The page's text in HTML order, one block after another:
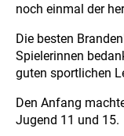
noch einmal der
Die besten
Spielerinnen
guten sportlichen
Den Anfang
Jugend 11 und 15.